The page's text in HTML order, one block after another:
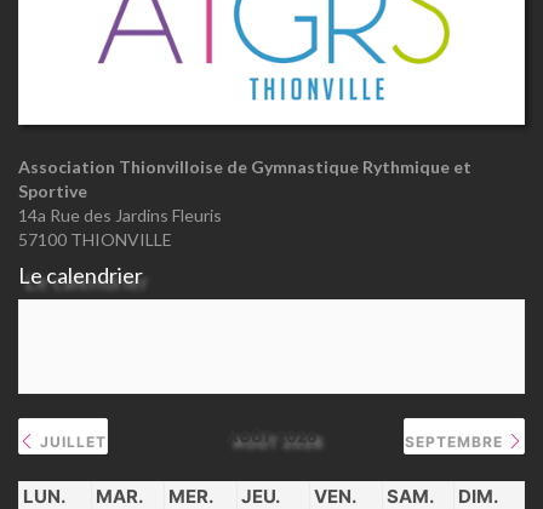
Association Thionvilloise de Gymnastique Rythmique et
Sportive
14a Rue des Jardins Fleuris
57100 THIONVILLE
Le calendrier
JUILLET AOÛT 2026 SEPTEMBRE
LUN. MAR. MER. JEU. VEN. SAM. DIM.